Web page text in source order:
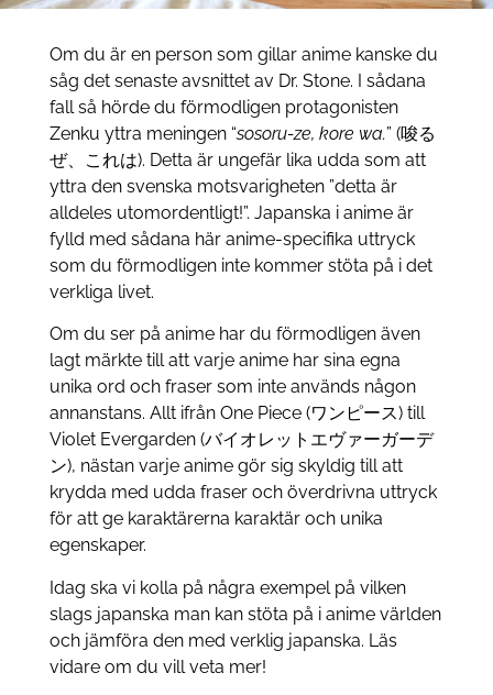
Om du är en person som gillar anime kanske du
såg det senaste avsnittet av Dr. Stone. I sådana
fall så hörde du förmodligen protagonisten
Zenku yttra meningen “sosoru-ze, kore wa.” (唆る
ぜ、これは). Detta är ungefär lika udda som att
yttra den svenska motsvarigheten ”detta är
alldeles utomordentligt!”. Japanska i anime är
fylld med sådana här anime-specifika uttryck
som du förmodligen inte kommer stöta på i det
verkliga livet.
Om du ser på anime har du förmodligen även
lagt märkte till att varje anime har sina egna
unika ord och fraser som inte används någon
annanstans. Allt ifrån One Piece (ワンピース) till
Violet Evergarden (バイオレットエヴァーガーデ
ン), nästan varje anime gör sig skyldig till att
krydda med udda fraser och överdrivna uttryck
för att ge karaktärerna karaktär och unika
egenskaper.
Idag ska vi kolla på några exempel på vilken
slags japanska man kan stöta på i anime världen
och jämföra den med verklig japanska. Läs
vidare om du vill veta mer!